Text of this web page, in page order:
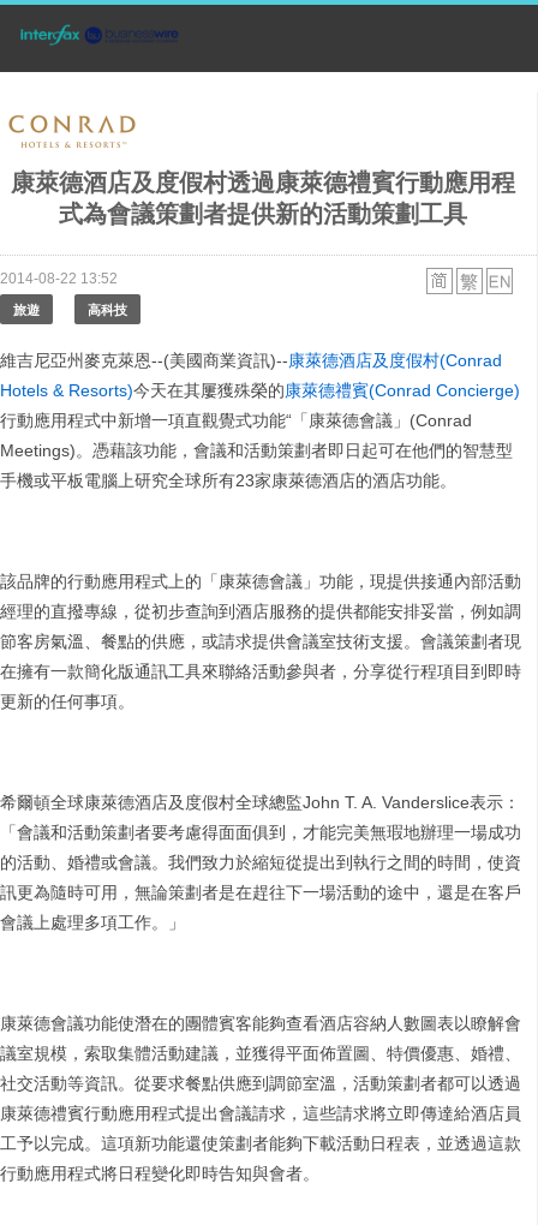
康萊德酒店及度假村透過康萊德禮賓行動應用程
式為會議策劃者提供新的活動策劃工具
2014-08-22 13:52
旅遊 高科技
維吉尼亞州麥克萊恩--(美國商業資訊)--康萊德酒店及度假村(Conrad
Hotels & Resorts)今天在其屢獲殊榮的康萊德禮賓(Conrad Concierge)
行動應用程式中新增一項直觀覺式功能“「康萊德會議」(Conrad
Meetings)。憑藉該功能，會議和活動策劃者即日起可在他們的智慧型
手機或平板電腦上研究全球所有23家康萊德酒店的酒店功能。
該品牌的行動應用程式上的「康萊德會議」功能，現提供接通內部活動
經理的直撥專線，從初步查詢到酒店服務的提供都能安排妥當，例如調
節客房氣溫、餐點的供應，或請求提供會議室技術支援。會議策劃者現
在擁有一款簡化版通訊工具來聯絡活動參與者，分享從行程項目到即時
更新的任何事項。
希爾頓全球康萊德酒店及度假村全球總監John T. A. Vanderslice表示：
「會議和活動策劃者要考慮得面面俱到，才能完美無瑕地辦理一場成功
的活動、婚禮或會議。我們致力於縮短從提出到執行之間的時間，使資
訊更為隨時可用，無論策劃者是在趕往下一場活動的途中，還是在客戶
會議上處理多項工作。」
康萊德會議功能使潛在的團體賓客能夠查看酒店容納人數圖表以瞭解會
議室規模，索取集體活動建議，並獲得平面佈置圖、特價優惠、婚禮、
社交活動等資訊。從要求餐點供應到調節室溫，活動策劃者都可以透過
康萊德禮賓行動應用程式提出會議請求，這些請求將立即傳達給酒店員
工予以完成。這項新功能還使策劃者能夠下載活動日程表，並透過這款
行動應用程式將日程變化即時告知與會者。